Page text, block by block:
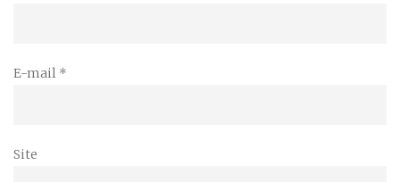
E-mail *
Site